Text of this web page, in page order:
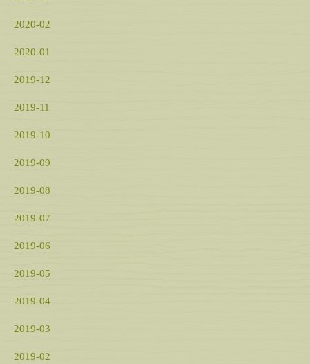
2020-02
2020-01
2019-12
2019-11
2019-10
2019-09
2019-08
2019-07
2019-06
2019-05
2019-04
2019-03
2019-02